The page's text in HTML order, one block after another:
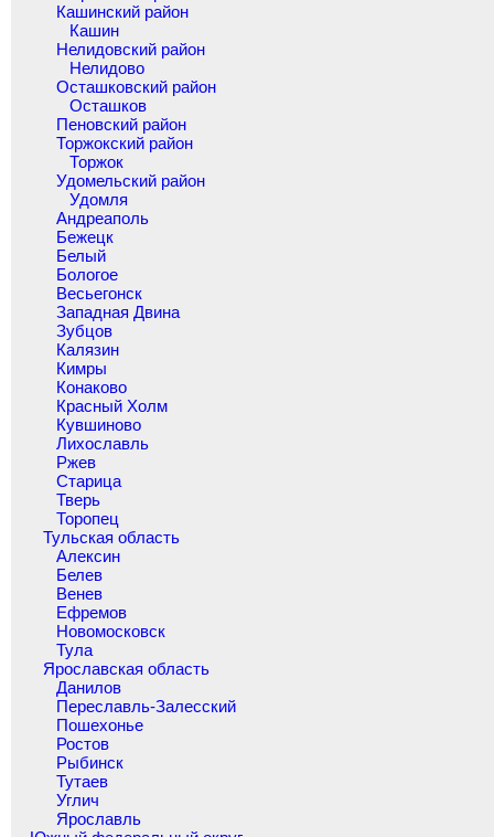
Кашинский район
Кашин
Нелидовский район
Нелидово
Осташковский район
Осташков
Пеновский район
Торжокский район
Торжок
Удомельский район
Удомля
Андреаполь
Бежецк
Белый
Бологое
Весьегонск
Западная Двина
Зубцов
Калязин
Кимры
Конаково
Красный Холм
Кувшиново
Лихославль
Ржев
Старица
Тверь
Торопец
Тульская область
Алексин
Белев
Венев
Ефремов
Новомосковск
Тула
Ярославская область
Данилов
Переславль-Залесский
Пошехонье
Ростов
Рыбинск
Тутаев
Углич
Ярославль